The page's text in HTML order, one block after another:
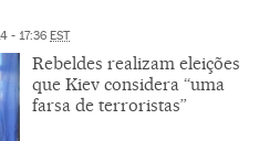
- 17:36 EST
Rebeldes realizam eleições
que Kiev considera “uma
farsa de terroristas”